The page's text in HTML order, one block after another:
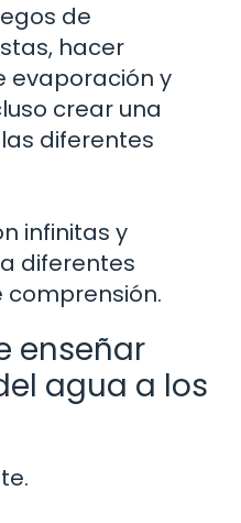
de
hacer
evaporación y
crear una
diferentes
infinitas y
diferentes
comprensión.
enseñar
agua a los